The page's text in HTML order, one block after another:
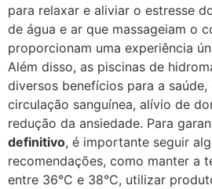
para relaxar e aliviar o estresse
de água e ar que massageiam o
proporcionam uma experiência
Além disso, as piscinas de
diversos benefícios para a
circulação sanguínea, alívio de
redução da ansiedade. Para
definitivo, é importante seguir
recomendações, como manter a
entre 36°C e 38°C, utilizar